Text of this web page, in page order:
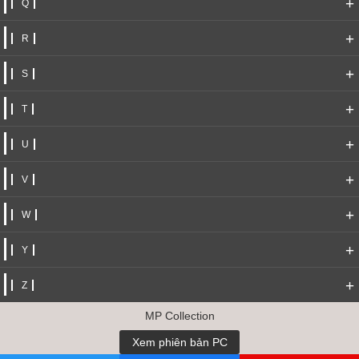
Q +
R +
S +
T +
U +
V +
W +
Y +
Z +
MP Collection
Xem phiên bản PC